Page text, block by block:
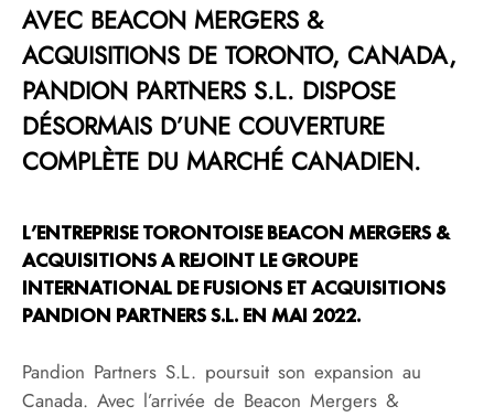
AVEC BEACON MERGERS &
ACQUISITIONS DE TORONTO, CANADA,
PANDION PARTNERS S.L. DISPOSE
DÉSORMAIS D’UNE COUVERTURE
COMPLÈTE DU MARCHÉ CANADIEN.
L’ENTREPRISE TORONTOISE BEACON MERGERS &
ACQUISITIONS A REJOINT LE GROUPE
INTERNATIONAL DE FUSIONS ET ACQUISITIONS
PANDION PARTNERS S.L. EN MAI 2022.
Pandion Partners S.L. poursuit son expansion au
Canada. Avec l’arrivée de Beacon Mergers &